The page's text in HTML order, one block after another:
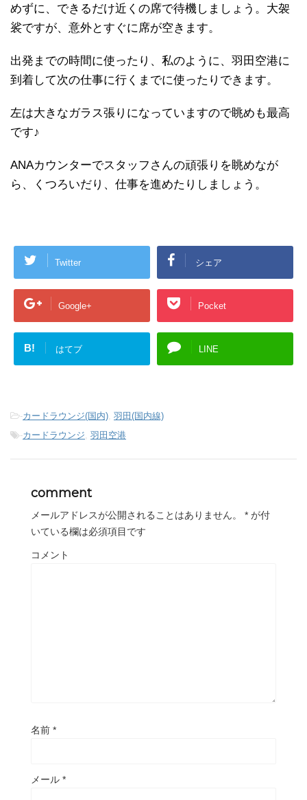
めずに、できるだけ近くの席で待機しましょう。大袈
裟ですが、意外とすぐに席が空きます。
出発までの時間に使ったり、私のように、羽田空港に
到着して次の仕事に行くまでに使ったりできます。
左は大きなガラス張りになっていますので眺めも最高
です♪
ANAカウンターでスタッフさんの頑張りを眺めなが
ら、くつろいだり、仕事を進めたりしましょう。
Twitter シェア
Google+ Pocket
B! はてブ LINE
-カードラウンジ(国内), 羽田(国内線)
-カードラウンジ, 羽田空港
comment
メールアドレスが公開されることはありません。 * が付
いている欄は必須項目です
コメント
名前 *
メール *